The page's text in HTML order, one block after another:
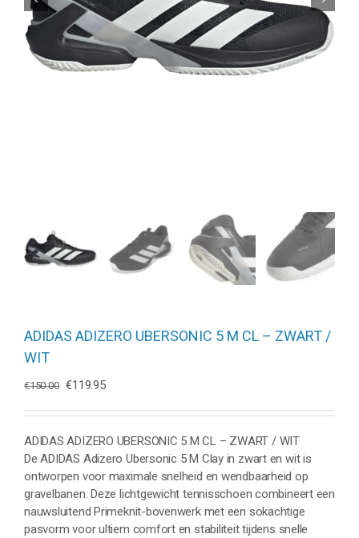
ADIDAS ADIZERO UBERSONIC 5 M CL – ZWART /
WIT
€150.00 Oorspronkelijke
was:
€150.00.
€119.95Huidige
is:
€119.95.
ADIDAS ADIZERO UBERSONIC 5 M CL – ZWART / WIT
De ADIDAS Adizero Ubersonic 5 M Clay in zwart en wit is
ontworpen voor maximale snelheid en wendbaarheid op
gravelbanen. Deze lichtgewicht tennisschoen combineert een
nauwsluitend Primeknit-bovenwerk met een sokachtige
pasvorm voor ultiem comfort en stabiliteit tijdens snelle